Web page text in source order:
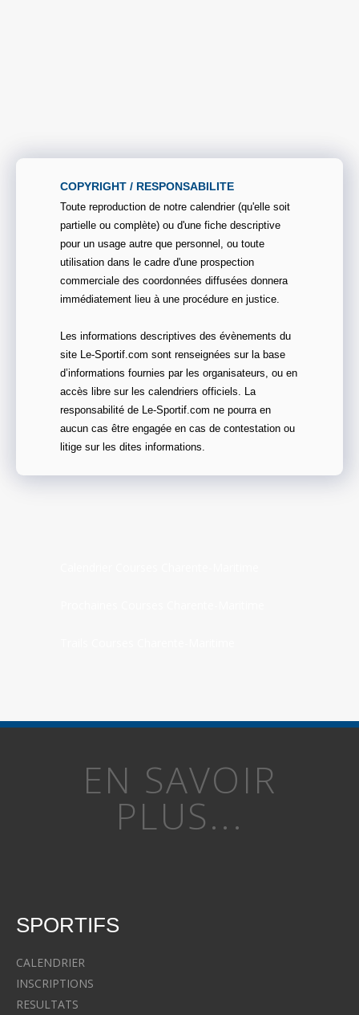
COPYRIGHT / RESPONSABILITE
Toute reproduction de notre calendrier (qu'elle soit
partielle ou complète) ou d'une fiche descriptive
pour un usage autre que personnel, ou toute
utilisation dans le cadre d'une prospection
commerciale des coordonnées diffusées donnera
immédiatement lieu à une procédure en justice.
Les informations descriptives des évènements du
site Le-Sportif.com sont renseignées sur la base
d’informations fournies par les organisateurs, ou en
accès libre sur les calendriers officiels. La
responsabilité de Le-Sportif.com ne pourra en
aucun cas être engagée en cas de contestation ou
litige sur les dites informations.
EN SAVOIR
PLUS...
SPORTIFS
CALENDRIER
INSCRIPTIONS
RESULTATS